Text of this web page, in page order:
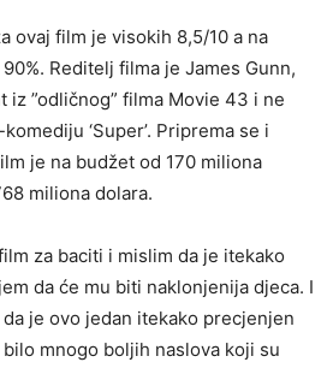
ovaj film je visokih 8,5/10 a na
Reditelj filma je James Gunn,
iz ”odličnog” filma Movie 43 i ne
‘Super’. Priprema se i
je na budžet od 170 miliona
miliona dolara.
za baciti i mislim da je itekako
da će mu biti naklonjenija djeca. I
je ovo jedan itekako precjenjen
mnogo boljih naslova koji su